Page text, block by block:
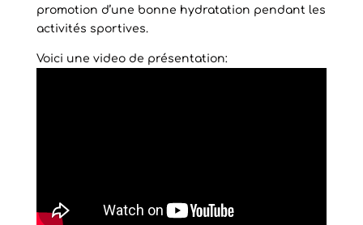
promotion d’une bonne hydratation pendant les
activités sportives.
Voici une video de présentation: